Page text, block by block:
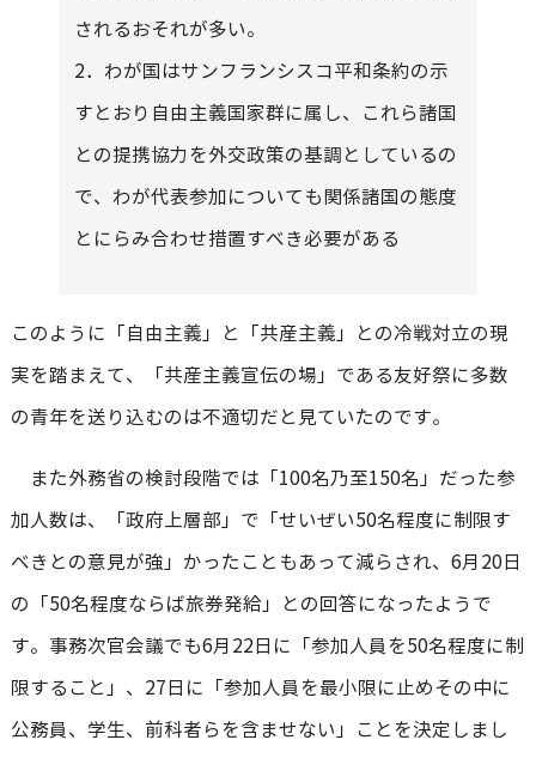
されるおそれが多い。
2．わが国はサンフランシスコ平和条約の示
すとおり自由主義国家群に属し、これら諸国
との提携協力を外交政策の基調としているの
で、わが代表参加についても関係諸国の態度
とにらみ合わせ措置すべき必要がある
このように「自由主義」と「共産主義」との冷戦対立の現
実を踏まえて、「共産主義宣伝の場」である友好祭に多数
の青年を送り込むのは不適切だと見ていたのです。
また外務省の検討段階では「100名乃至150名」だった参
加人数は、「政府上層部」で「せいぜい50名程度に制限す
べきとの意見が強」かったこともあって減らされ、6月20日
の「50名程度ならば旅券発給」との回答になったようで
す。事務次官会議でも6月22日に「参加人員を50名程度に制
限すること」、27日に「参加人員を最小限に止めその中に
公務員、学生、前科者らを含ませない」ことを決定しまし